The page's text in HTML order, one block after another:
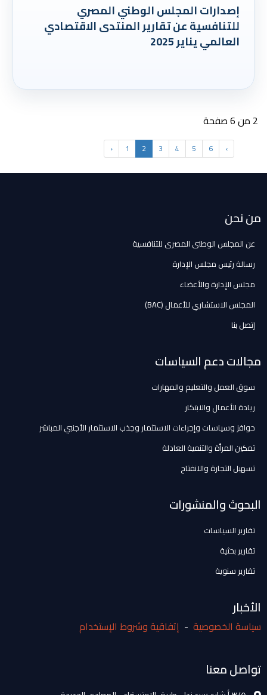
إصدارات المجلس الوطني المصري
للتنافسية عن تقارير المنتدى الاقتصادي
العالمي يناير 2025
2 من 6 صفحة
‹ 1 2 3 4 5 6 ›
من نحن
عن المجلس الوطنى المصرى للتنافسية
رسالة رئيس مجلس الإدارة
مجلس الإدارة والأعضاء
المجلس الاستشاري للأعمال (BAC)
إتصل بنا
مجالات دعم السياسات
سوق العمل والتعليم والمهارات
ريادة الأعمال والابتكار
حوافز وسياسات وإجراءات الاستثمار وجذب الاستثمار الأجنبي المباشر
تمكين المرأة والتنمية العادلة
تسهيل التجارة والانفتاح
البحوث والمنشورات
تقارير السياسات
تقارير بحثية
تقارير سنوية
الأخبار
سياسة الخصوصية - إتفاقية وشروط الإستخدام
تواصل معنا